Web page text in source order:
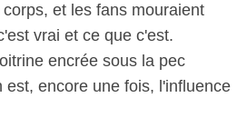
et les fans mouraient
vrai et ce que c'est.
encrée sous la pec
est, encore une fois, l'influence